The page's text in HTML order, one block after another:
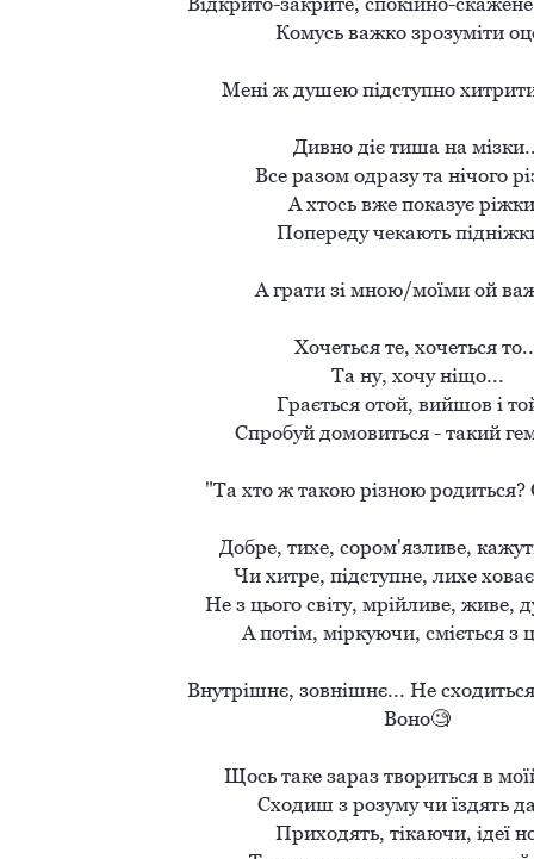
Комусь важко зрозуміти
Мені ж душею підступно
Дивно діє тиша на
Все разом одразу та нічого
А хтось вже показує
Попереду чекають
А грати зі мною/моїми ой
Хочеться те, хочеться
Та ну, хочу ніщо...
Грається отой, вийшов і
Спробуй домовиться - такий
"Та хто ж такою різною
Добре, тихе, сором'язливе,
Чи хитре, підступне, лихе
Не з цього світу, мрійливе, живе,
А потім, міркуючи, сміється з
Внутрішнє, зовнішнє... Не
Воно🧐
Щось таке зараз твориться в
Сходиш з розуму чи їздять
Приходять, тікаючи, ідеї